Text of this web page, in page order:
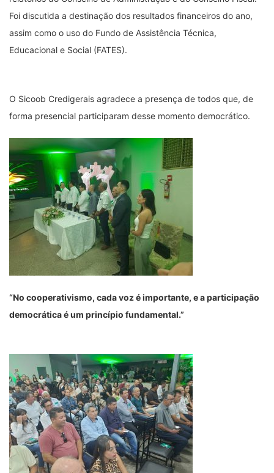
Foi discutida a destinação dos resultados financeiros do ano,
assim como o uso do Fundo de Assistência Técnica,
Educacional e Social (FATES).
O Sicoob Credigerais agradece a presença de todos que, de
forma presencial participaram desse momento democrático.
“No cooperativismo, cada voz é importante, e a participação
democrática é um princípio fundamental.”